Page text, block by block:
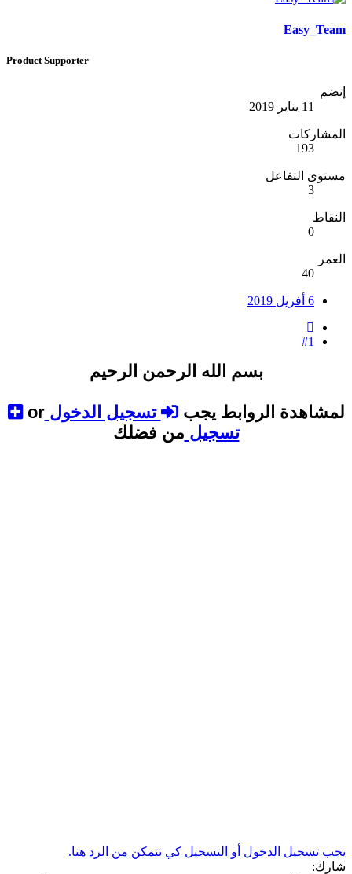
Easy_Team
Product Supporter
إنضم
11 يناير 2019
المشاركات
193
مستوى التفاعل
3
النقاط
0
العمر
40
6 أفريل 2019
#1
بسم الله الرحمن الرحيم
لمشاهدة الروابط يجب تسجيل الدخولor
تسجيل من فضلك
يجب تسجيل الدخول أو التسجيل كي تتمكن من الرد هنا.
شارك: